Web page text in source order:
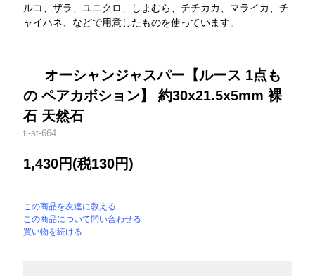
ルコ、ザラ、ユニクロ、しまむら、チチカカ、マライカ、チ
ャイハネ、などで用意したものを使っています。
オーシャンジャスパー【ルース 1点も
の ペアカボション】 約30x21.5x5mm 裸
石 天然石
ti-st-664
1,430円(税130円)
この商品を友達に教える
この商品について問い合わせる
買い物を続ける